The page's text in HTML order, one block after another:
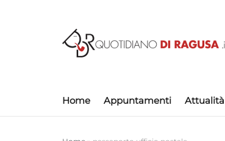
Home Appuntamenti Attualità